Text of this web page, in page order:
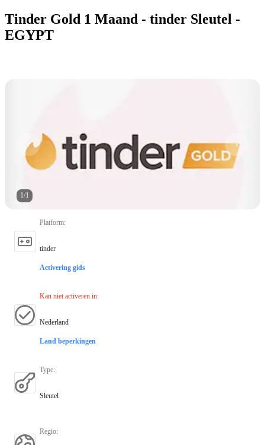
Tinder Gold 1 Maand - tinder Sleutel -
EGYPT
1/1
Platform:
tinder
Activering gids
Kan niet activeren in:
Nederland
Land beperkingen
Type:
Sleutel
Regio: